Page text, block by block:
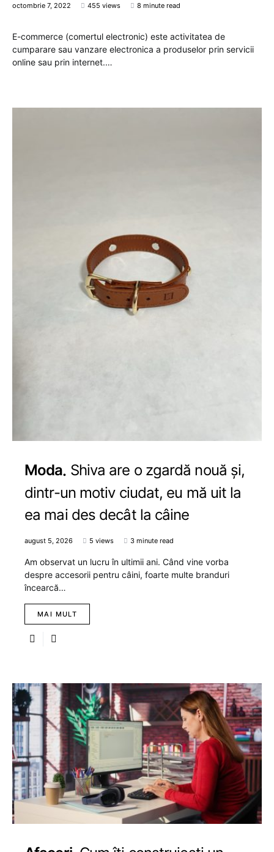
octombrie 7, 2022 455 views 8 minute read
E-commerce (comertul electronic) este activitatea de
cumparare sau vanzare electronica a produselor prin servicii
online sau prin internet.…
Moda Shiva are o zgardă nouă și,
dintr-un motiv ciudat, eu mă uit la
ea mai des decât la câine
august 5, 2026 5 views 3 minute read
Am observat un lucru în ultimii ani. Când vine vorba
despre accesorii pentru câini, foarte multe branduri
încearcă…
MAI MULT